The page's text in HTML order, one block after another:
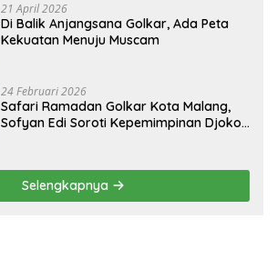
21 April 2026
Di Balik Anjangsana Golkar, Ada Peta
Kekuatan Menuju Muscam
24 Februari 2026
Safari Ramadan Golkar Kota Malang,
Sofyan Edi Soroti Kepemimpinan Djoko
Selengkapnya